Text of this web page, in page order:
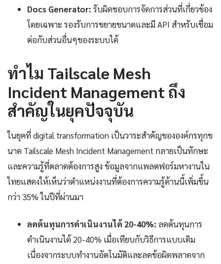
Docs Generator: รับผิดชอบการจัดการส่วนที่เกี่ยวข้อง
โดยเฉพาะ รองรับการขยายขนาดและมี API สำหรับเชื่อม
ต่อกับส่วนอื่นๆของระบบได้
ทำไม Tailscale Mesh
Incident Management ถึง
สำคัญในยุคปัจจุบัน
ในยุคที่ digital transformation เป็นวาระสำคัญขององค์กรทุกข
นาด Tailscale Mesh Incident Management กลายเป็นทักษะ
และความรู้ที่ตลาดต้องการสูง ข้อมูลจากแพลตฟอร์มหางานใน
ไทยแสดงให้เห็นว่าตำแหน่งงานที่ต้องการความรู้ด้านนี้เพิ่มขึ้น
กว่า 35% ในปีที่ผ่านมา
ลดต้นทุนการดำเนินงานได้ 20-40%: ลดต้นทุนการ
ดำเนินงานได้ 20-40% เมื่อเทียบกับวิธีการแบบเดิม
เนื่องจากระบบทำงานอัตโนมัติและลดข้อผิดพลาดจาก